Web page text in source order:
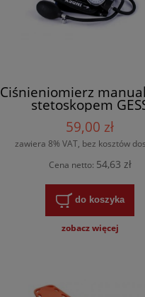
Ciśnieniomierz
stetoskopem
STANDARD
59,00 zł
zawiera 8% VAT, bez kosztów
Cena netto: 54,63 zł
do koszyka
zobacz więcej